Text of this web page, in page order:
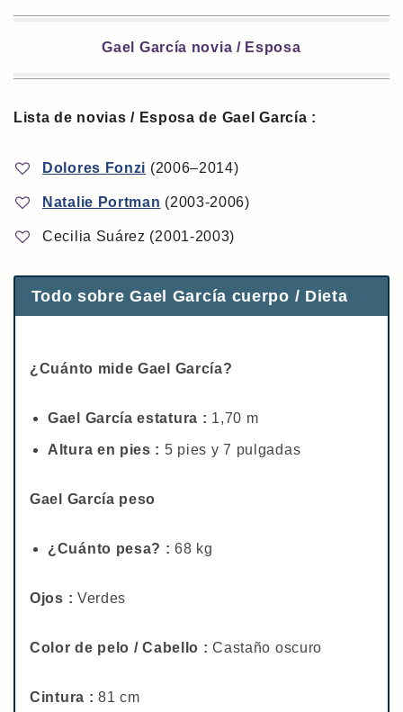
Gael García novia / Esposa
Lista de novias / Esposa de Gael García :
Dolores Fonzi (2006–2014)
Natalie Portman (2003-2006)
Cecilia Suárez (2001-2003)
Todo sobre Gael García cuerpo / Dieta
¿Cuánto mide Gael García?
Gael García estatura : 1,70 m
Altura en pies : 5 pies y 7 pulgadas
Gael García peso
¿Cuánto pesa? :68 kg
Ojos : Verdes
Color de pelo / Cabello :Castaño oscuro
Cintura : 81 cm